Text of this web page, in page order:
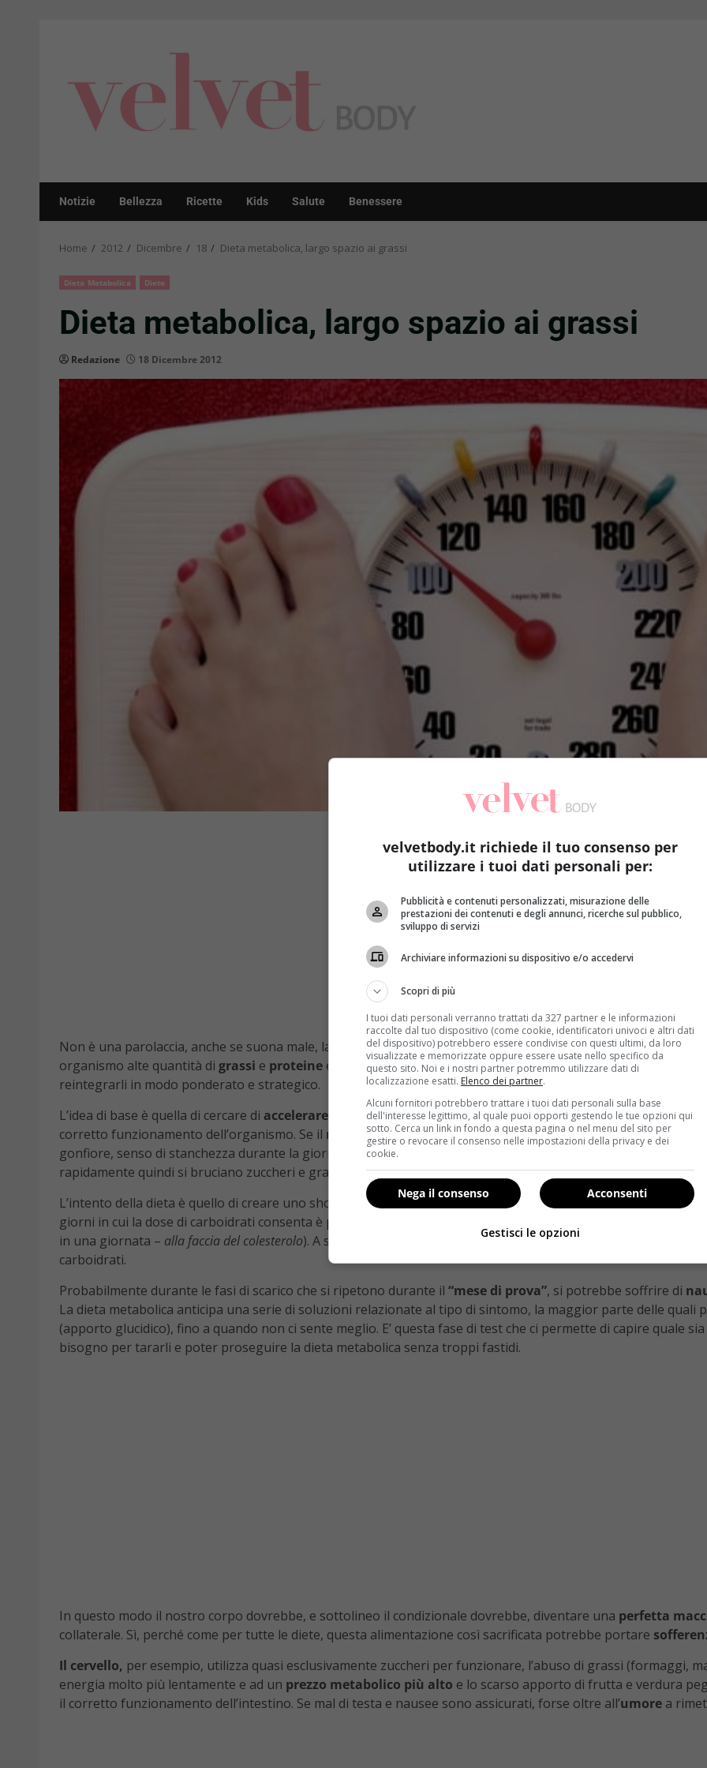
Notizie Bellezza Ricette Kids Salute Benessere
Home 2012 Dicembre 18 Dieta metabolica, largo spazio ai grassi
Dieta Metabolica Diete
Dieta metabolica, largo spazio ai grassi
Redazione 18 Dicembre 2012
Non è una parolaccia, anche se suona male, la dieta metabolicaè un regime alimentare che promette di farci
organismo alte quantità di grassi e proteine e sottraendo dalla nostra alimentazione icarboidrati
,
reintegrarli in modo ponderato e strategico.
L’idea di base è quella di cercare di accelerare il metabolismo , cioè quell’insieme di processi che trasformano i
corretto funzionamento dell’organismo. Se il metabolismo è lento, l’organismo è pigro nello smaltimento
gonfiore, senso di stanchezza durante la giornata e si tende ad ingrassare. Se il
rapidamente quindi si bruciano zuccheri e grassi molto in fretta, si è eccessivamente magri e scattanti, a
L’intento della dieta è quello di creare uno shock metabolico in grado di determinare una
perdita di peso ,
giorni in cui la dose di carboidrati consenta è pari a 30 gr al giorno, la quantità di proteine è modesta e i
in una giornata – alla faccia del colesterolo). A seguito di questa fase ci sono 2 giorni, lafase di “carico”
, in
carboidrati.
Probabilmente durante le fasi di scarico che si ripetono durante il “mese di prova”, si potrebbe soffrire di
La dieta metabolica anticipa una serie di soluzioni relazionate al tipo di sintomo, la maggior parte delle quali
(apporto glucidico), fino a quando non ci sente meglio. E’ questa fase di test che ci permette di capire quale
bisogno per tararli e poter proseguire la dieta metabolica senza troppi fastidi.
In questo modo il nostro corpo dovrebbe, e sottolineo il condizionale dovrebbe, diventare una perfetta
collaterale. Sì, perché come per tutte le diete, questa alimentazione così sacrificata potrebbe portare
Il cervello, per esempio, utilizza quasi esclusivamente zuccheri per funzionare, l’abuso di grassi (formaggi,
energia molto più lentamente e ad un prezzo metabolico più alto e lo scarso apporto di frutta e verdura
il corretto funzionamento dell’intestino. Se mal di testa e nausee sono assicurati, forse oltre all’umore a
velvetbody.it richiede il tuo consenso per
utilizzare i tuoi dati personali per:
Pubblicità e contenuti personalizzati, misurazione delle
prestazioni dei contenuti e degli annunci, ricerche sul pubblico,
sviluppo di servizi
Archiviare informazioni su dispositivo e/o accedervi
Scopri di più
I tuoi dati personali verranno trattati da 327 partner e le informazioni
raccolte dal tuo dispositivo (come cookie, identificatori univoci e altri dati
del dispositivo) potrebbero essere condivise con questi ultimi, da loro
visualizzate e memorizzate oppure essere usate nello specifico da
questo sito. Noi e i nostri partner potremmo utilizzare dati di
localizzazione esatti. Elenco dei partner.
Alcuni fornitori potrebbero trattare i tuoi dati personali sulla base
dell'interesse legittimo, al quale puoi opporti gestendo le tue opzioni qui
sotto. Cerca un link in fondo a questa pagina o nel menu del sito per
gestire o revocare il consenso nelle impostazioni della privacy e dei
cookie.
Acconsenti
Nega il consenso
Gestisci le opzioni